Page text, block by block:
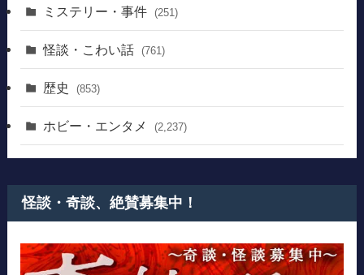
ミステリー・事件 (251)
怪談・こわい話 (761)
歴史 (853)
ホビー・エンタメ (2,237)
怪談・奇談、絶賛募集中！